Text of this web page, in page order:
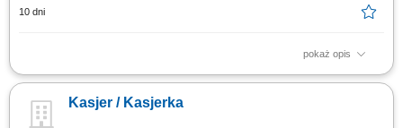
10 dni
pokaż opis
Jak wygląda proces rekrutacji? Wyślij aplikację i wypełnij ankietę (około 2
rekruterem. Spotkaj się z przyszłym przełożonym. Oczekuj informacji
zwrotnej - trzymamy kciuki! Jak wygląda organizacja pracy? Pracujemy
Kasjer / Kasjerka